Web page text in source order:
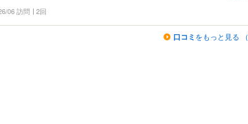
06 訪問 2回
口コミ をもっと見る （